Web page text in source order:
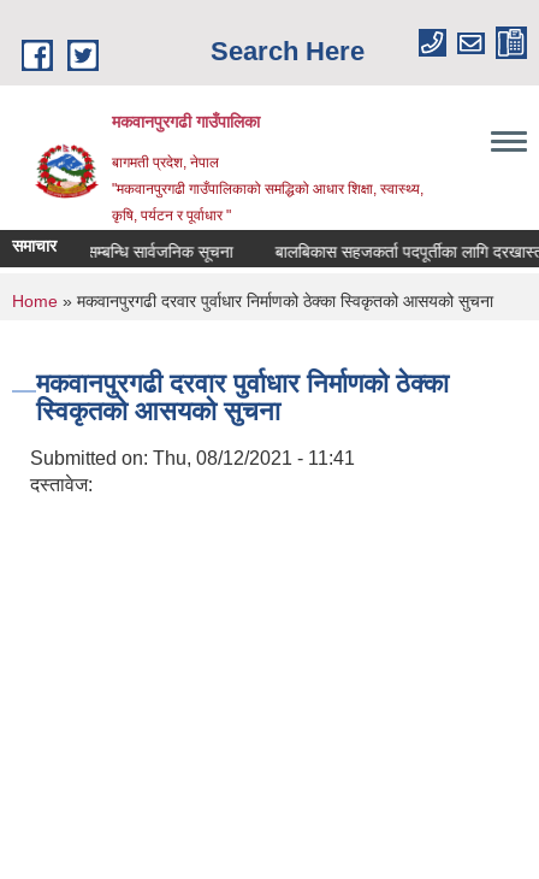
Search Here
मकवानपुरगढी गाउँपालिका
बागमती प्रदेश, नेपाल
"मकवानपुरगढी गाउँपालिकाको समद्धिको आधार शिक्षा, स्‍वास्‍थ्‍य,
कृषि, पर्यटन र पूर्वाधार "
समाचार
दर्ता सम्बन्धि सार्वजनिक सूचना बालबिकास सहजकर्ता पदपूर्तीका लागि दरखास्त
You are here
Home » मकवानपुरगढी दरवार पुर्वाधार निर्माणको ठेक्का स्विकृतको आसयको सुचना
मकवानपुरगढी दरवार पुर्वाधार निर्माणको ठेक्का
स्विकृतको आसयको सुचना
Submitted on: Thu, 08/12/2021 - 11:41
दस्तावेज: